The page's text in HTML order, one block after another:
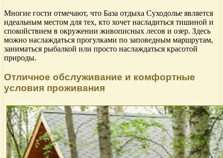
Многие гости отмечают, что База отдыха Суходолье является
идеальным местом для тех, кто хочет насладиться тишиной и
спокойствием в окружении живописных лесов и озер. Здесь
можно наслаждаться прогулками по заповедным маршрутам,
заниматься рыбалкой или просто наслаждаться красотой
природы.
Отличное обслуживание и комфортные
условия проживания